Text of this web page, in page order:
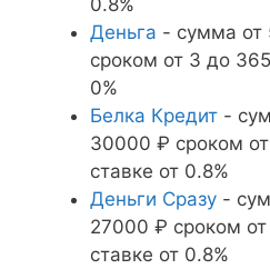
Деньга - сумма от
сроком от 3 до
0%
Белка Кредит -
30000 ₽ сроком
ставке от 0.8%
Деньги Сразу -
27000 ₽ сроком
ставке от 0.8%